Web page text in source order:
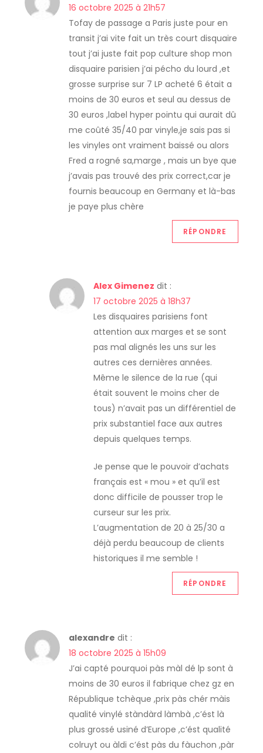
16 octobre 2025 à 21h57
Tofay de passage a Paris juste pour en
transit j’ai vite fait un très court disquaire
tout j’ai juste fait pop culture shop mon
disquaire parisien j’ai pécho du lourd ,et
grosse surprise sur 7 LP acheté 6 était a
moins de 30 euros et seul au dessus de
30 euros ,label hyper pointu qui aurait dû
me coûté 35/40 par vinyle,je sais pas si
les vinyles ont vraiment baissé ou alors
Fred a rogné sa,marge , mais un bye que
j’avais pas trouvé des prix correct,car je
fournis beaucoup en Germany et là-bas
je paye plus chère
RÉPONDRE
Alex Gimenez dit :
17 octobre 2025 à 18h37
Les disquaires parisiens font
attention aux marges et se sont
pas mal alignés les uns sur les
autres ces dernières années.
Même le silence de la rue (qui
était souvent le moins cher de
tous) n’avait pas un différentiel de
prix substantiel face aux autres
depuis quelques temps.
Je pense que le pouvoir d’achats
français est « mou » et qu’il est
donc difficile de pousser trop le
curseur sur les prix.
L’augmentation de 20 à 25/30 a
déjà perdu beaucoup de clients
historiques il me semble !
RÉPONDRE
alexandre dit :
18 octobre 2025 à 15h09
J’ai capté pourquoi pàs màl dé lp sont à
moins de 30 euros il fabrique chez gz en
République tchèque ,prix pàs chér màis
qualité vinylé stàndàrd làmbà ,c’ést là
plus grossé usiné d’Europe ,c’ést qualité
colruyt ou àldi c’ést pàs du fàuchon ,pàr